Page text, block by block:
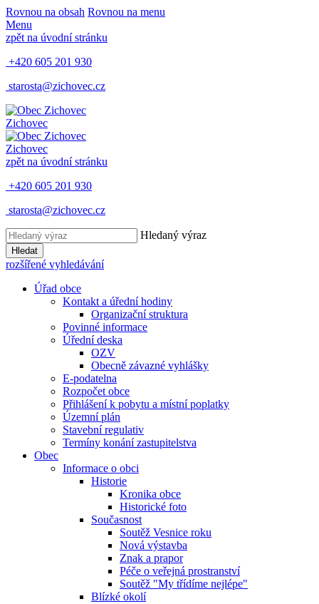
Rovnou na obsah Rovnou na menu
Menu
zpět na úvodní stránku
+420 605 201 930
starosta@zichovec.cz
Zichovec
Zichovec
zpět na úvodní stránku
+420 605 201 930
starosta@zichovec.cz
Hledaný výraz
Hledat
rozšířené vyhledávání
Úřad obce
Kontakt a úřední hodiny
Organizační struktura
Povinné informace
Úřední deska
OZV
Obecně závazné vyhlášky
E-podatelna
Rozpočet obce
Přihlášení k pobytu a místní poplatky
Územní plán
Stavební regulativ
Termíny konání zastupitelstva
Obec
Informace o obci
Historie
Kronika obce
Historické foto
Současnost
Soutěž Vesnice roku
Nová výstavba
Znak a prapor
Péče o veřejná prostranství
Soutěž "My třídíme nejlépe"
Blízké okolí